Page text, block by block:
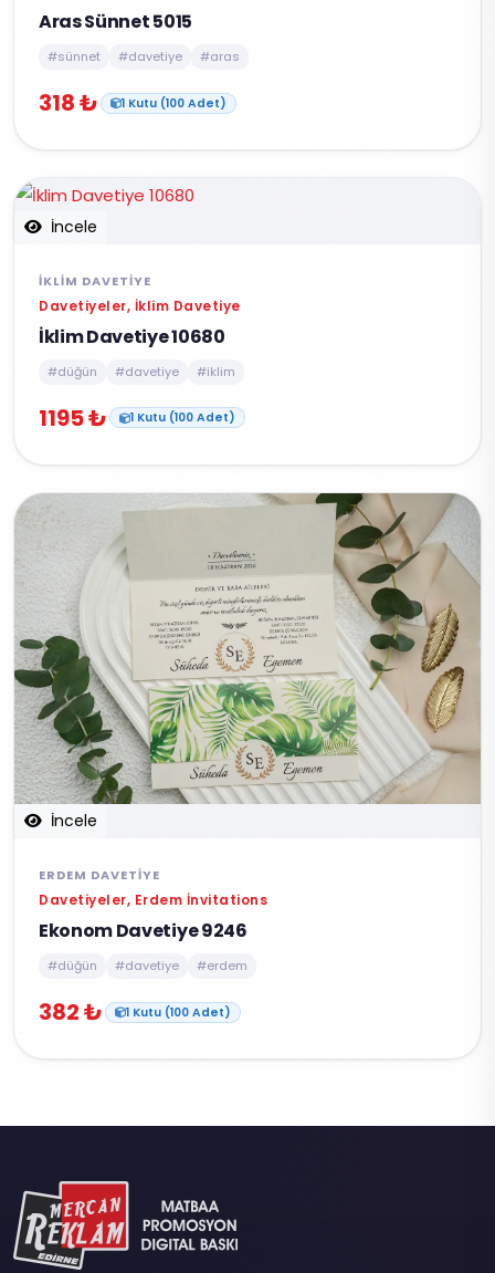
Aras Sünnet 5015
#sünnet #davetiye #aras
318 ₺ 1 Kutu (100 Adet)
İncele
İKLIM DAVETIYE
Davetiyeler, İklim Davetiye
İklim Davetiye 10680
#düğün #davetiye #iklim
1195 ₺ 1 Kutu (100 Adet)
İncele
ERDEM DAVETIYE
Davetiyeler, Erdem İnvitations
Ekonom Davetiye 9246
#düğün #davetiye #erdem
382 ₺ 1 Kutu (100 Adet)